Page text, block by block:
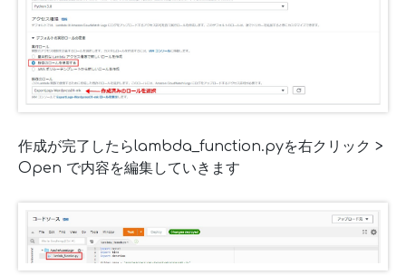
作成が完了したらlambda_function.pyを右クリック >
Open で内容を編集していきます